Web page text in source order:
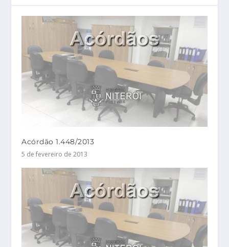
Acórdão 1.448/2013
5 de fevereiro de 2013